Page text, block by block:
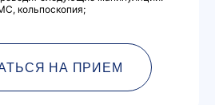
кольпоскопия;
НА ПРИЕМ